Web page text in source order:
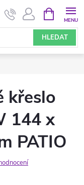
HLEDAT
NÁKUPNÍ
KOŠÍK
křeslo
144 x
PATIO